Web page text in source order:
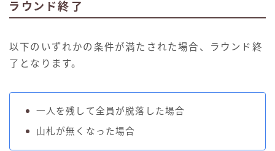
ラウンド終了
以下のいずれかの条件が満たされた場合、ラウンド終
了となります。
一人を残して全員が脱落した場合
山札が無くなった場合